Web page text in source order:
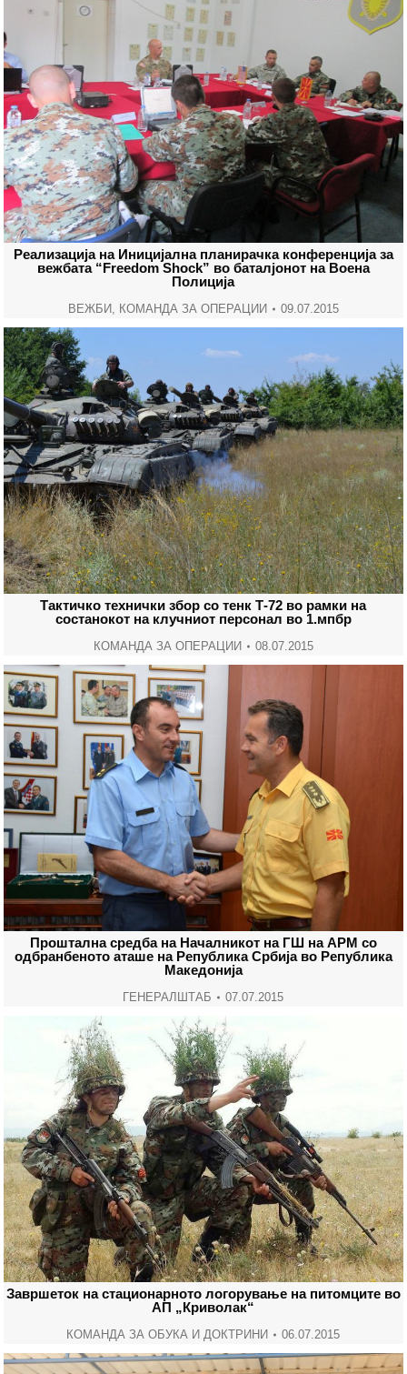
Реализација на Иницијална планирачка конференција за
вежбата “Freedom Shock” во баталјонот на Воена
Полиција
ВЕЖБИ, КОМАНДА ЗА ОПЕРАЦИИ 09.07.2015
Тактичко технички збор со тенк Т-72 во рамки на
состанокот на клучниот персонал во 1.мпбр
КОМАНДА ЗА ОПЕРАЦИИ 08.07.2015
Проштална средба на Началникот на ГШ на АРМ со
одбранбеното аташе на Република Србија во Република
Македонија
ГЕНЕРАЛШТАБ 07.07.2015
Завршеток на стационарното логорување на питомците во
АП „Криволак“
КОМАНДА ЗА ОБУКА И ДОКТРИНИ 06.07.2015